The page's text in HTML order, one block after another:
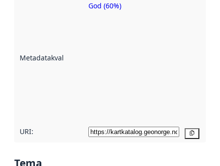
Metadatakvalitet
Metadatakvalitet
God (60%)
URI:
Tema